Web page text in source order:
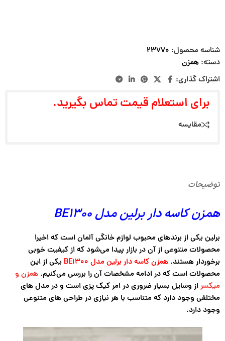
شناسه محصول: ۲۳۷۷۰
دسته: همزن
اشتراک گذاری:
برای استعلام قیمت تماس بگیرید.
مقایسه
توضیحات
همزن کاسه دار برلین مدل BE1300
برلین یکی از برندهای محبوب لوازم خانگی آلمان است که اخیرا
محصولات متنوعی از آن در بازار پیدا می‌‌شود که از کیفیت خوبی
برخوردار هستند. همزن کاسه دار برلین مدل BE1300
یکی از این
محصولات است که در ادامه مشخصات آن را بررسی می‌کنیم. همزن و
میکسراز وسایل بسیار ضروری در امر کیک پزی است و در مدل های
مختلفی وجود دارد که متناسب با هر نیازی در طراحی های متنوعی
وجود دارد.